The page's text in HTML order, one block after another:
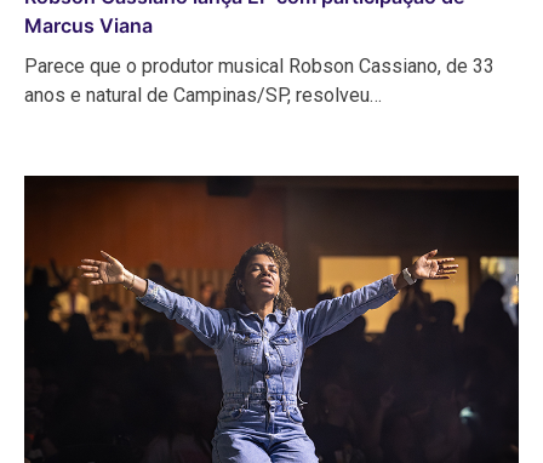
Marcus Viana
Parece que o produtor musical Robson Cassiano, de 33
anos e natural de Campinas/SP, resolveu…